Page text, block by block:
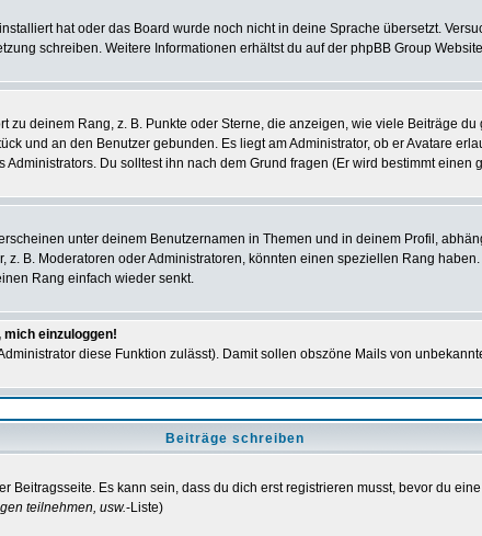
hat oder das Board wurde noch nicht in deine Sprache übersetzt.
schreiben. Weitere Informationen erhältst du auf der phpBB Group
deinem Rang, z. B. Punkte oder Sterne, die anzeigen, wie viele Beiträge
und an den Benutzer gebunden. Es liegt am Administrator, ob er Avatare
Du solltest ihn nach dem Grund fragen (Er wird bestimmt einen
unter deinem Benutzernamen in Themen und in deinem Profil,
B. Moderatoren oder Administratoren, könnten einen speziellen Rang
Rang einfach wieder senkt.
einzuloggen!
diese Funktion zulässt). Damit sollen obszöne Mails von
Beiträge schreiben
Beitragsseite. Es kann sein, dass du dich erst registrieren musst, bevor du
teilnehmen, usw.-Liste)